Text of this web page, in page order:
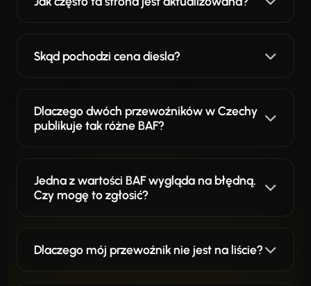
Skąd pochodzi cena diesla?
Dlaczego dwóch przewoźników w Czechy
publikuje tak różne BAF?
Jedna z wartości BAF wygląda na błędną.
Czy mogę to zgłosić?
Dlaczego mój przewoźnik nie jest na liście?